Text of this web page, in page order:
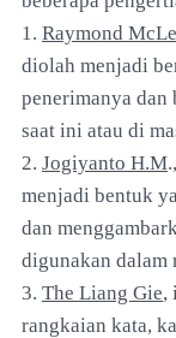
1. Raymond
diolah menjadi
penerimanya dan
saat ini atau di
2. Jogiyanto H.M
menjadi bentuk
dan
digunakan dalam
3. The Liang Gie,
rangkaian kata,